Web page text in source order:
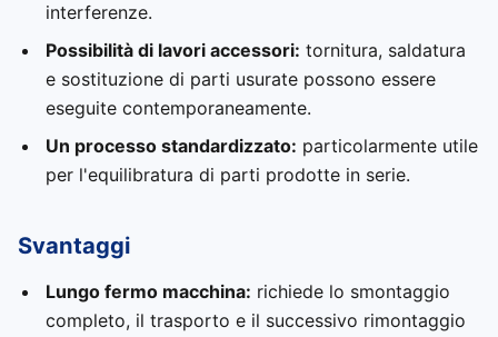
interferenze.
Possibilità di lavori accessori: tornitura, saldatura
e sostituzione di parti usurate possono essere
eseguite contemporaneamente.
Un processo standardizzato: particolarmente utile
per l'equilibratura di parti prodotte in serie.
Svantaggi
Lungo fermo macchina: richiede lo smontaggio
completo, il trasporto e il successivo rimontaggio